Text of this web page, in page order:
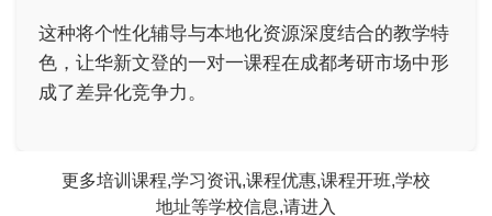
这种将个性化辅导与本地化资源深度结合的教学特
色，让华新文登的一对一课程在成都考研市场中形
成了差异化竞争力。
更多培训课程,学习资讯,课程优惠,课程开班,学校
地址等学校信息,请进入